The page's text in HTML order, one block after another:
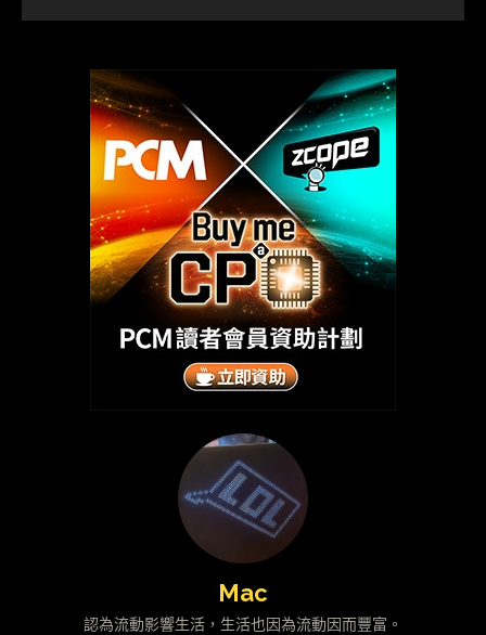
Mac
認為流動影響生活，生活也因為流動因而豐富。